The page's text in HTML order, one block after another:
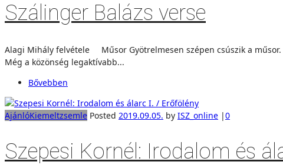
Szálinger Balázs verse
Alagi Mihály felvétele Műsor Gyötrelmesen szépen csúszik a
Még a közönség legaktívabb...
Bővebben
AjánlóKiemeltzsemle Posted 2019.09.05. by ISZ_online |0
Szepesi Kornél: Irodalom és